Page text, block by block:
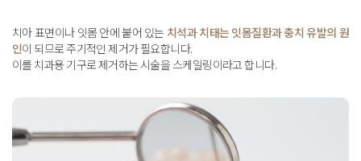
치아 표면이나 잇몸 안에 붙어 있는 치석과 치태는 잇몸질환과 충치 유발의 원
인이 되므로 주기적인 제거가 필요합니다.
이를 치과용 기구로 제거하는 시술을 스케일링이라고 합니다.